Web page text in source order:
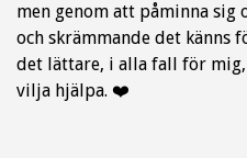
men genom att påminna
och skrämmande det känns
det lättare, i alla fall för
vilja hjälpa. ❤